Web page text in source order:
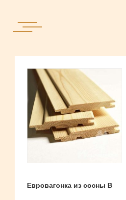
Евровагонка из сосны В